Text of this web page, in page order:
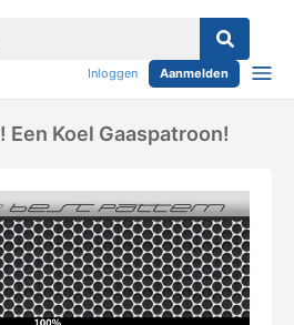
Inloggen Aanmelden
Koel Gaaspatroon!